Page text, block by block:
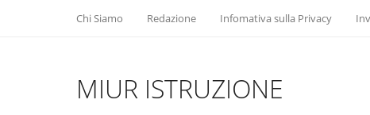
Chi Siamo Redazione Infomativa sulla Privacy
MIUR ISTRUZIONE